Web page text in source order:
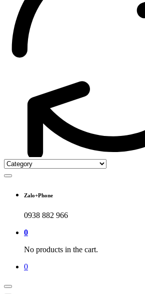
Zalo+Phone
0938 882 966
0
No products in the cart.
0